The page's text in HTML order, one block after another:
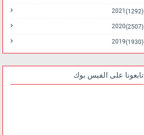
2021 (1292)
2020 (2507)
2019 (1930)
تابعونا على الفيس بوك